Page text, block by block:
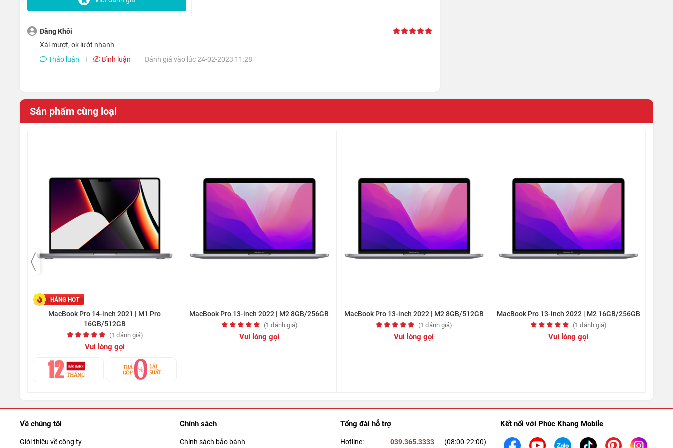
Máy cũng được trang bị đèn nền, giúp bạn làm việc trong môi trường thiếu sáng dễ dàng hơn.
Kèm theo đó là cảm biến vân tay được tích hợp vào nút nguồn, giúp bạn mở khóa và khởi động thiết bị của mình một
Đăng Khôi
Xài mượt, ok lướt nhanh
Thảo luận
Bình luận Đánh giá vào lúc 24-02-2023 11:28
Sản phẩm cùng loại
HÀNG HOT
MacBook Pro 14-inch 2021 | M1 Pro
16GB/512GB
(1 đánh giá)
Vui lòng gọi
MacBook Pro 13-inch 2022 | M2 8GB/256GB
(1 đánh giá)
Vui lòng gọi
MacBook Pro 13-inch 2022 | M2 8GB/512GB
(1 đánh giá)
Vui lòng gọi
MacBook Pro 13-inch 2022 | M2 16GB/256GB
(1 đánh giá)
Vui lòng gọi
Về chúng tôi
Giới thiệu về công ty
Chính sách
Chính sách bảo bành
Tổng đài hỗ trợ
Hotline: 039.365.3333 (08:00-22:00)
Kết nối với Phúc Khang Mobile